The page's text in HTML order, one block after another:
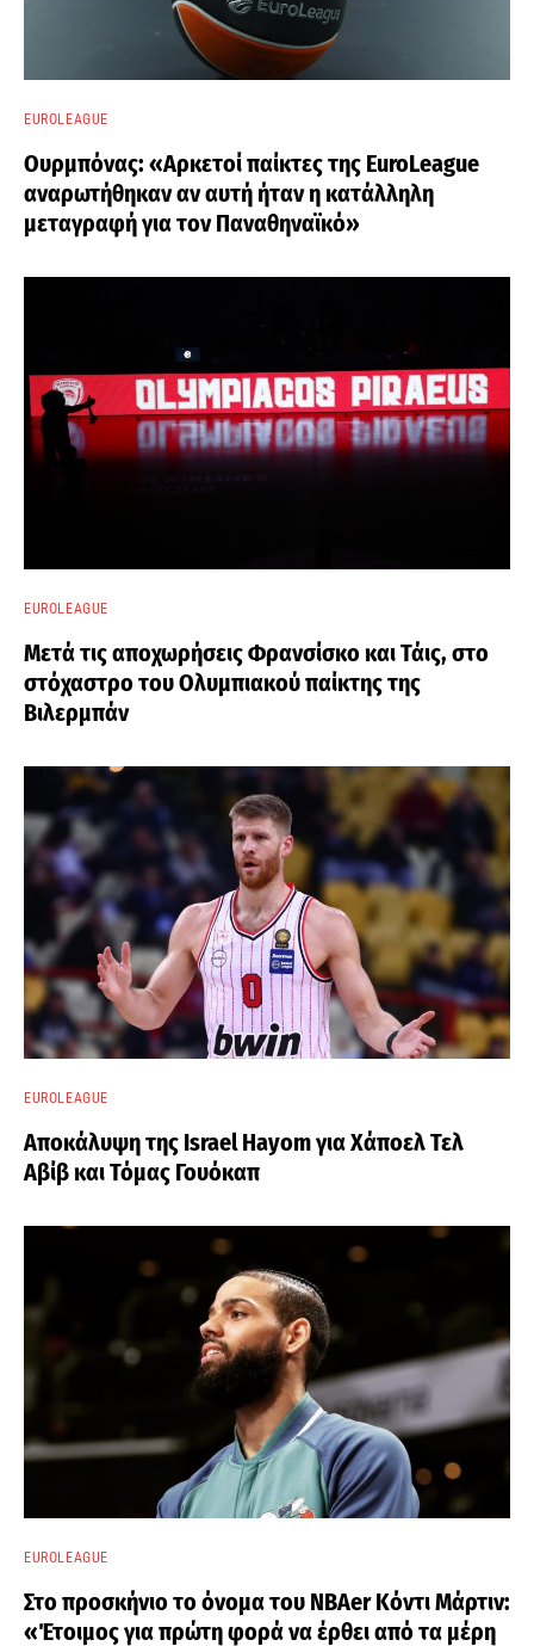
EUROLEAGUE
Ουρμπόνας: «Αρκετοί παίκτες της EuroLeague
αναρωτήθηκαν αν αυτή ήταν η κατάλληλη
μεταγραφή για τον Παναθηναϊκό»
EUROLEAGUE
Μετά τις αποχωρήσεις Φρανσίσκο και Τάις, στο
στόχαστρο του Ολυμπιακού παίκτης της
Βιλερμπάν
EUROLEAGUE
Αποκάλυψη της Israel Hayom για Χάποελ Τελ
Αβίβ και Τόμας Γουόκαπ
EUROLEAGUE
Στο προσκήνιο το όνομα του ΝΒΑer Κόντι Μάρτιν:
«Έτοιμος για πρώτη φορά να έρθει από τα μέρη